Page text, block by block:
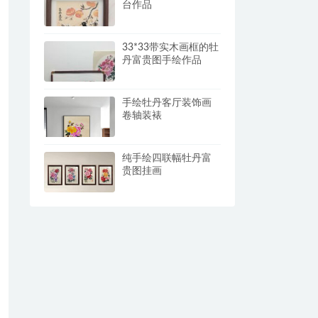
台作品
33*33带实木画框的牡
丹富贵图手绘作品
手绘牡丹客厅装饰画
卷轴装裱
纯手绘四联幅牡丹富
贵图挂画